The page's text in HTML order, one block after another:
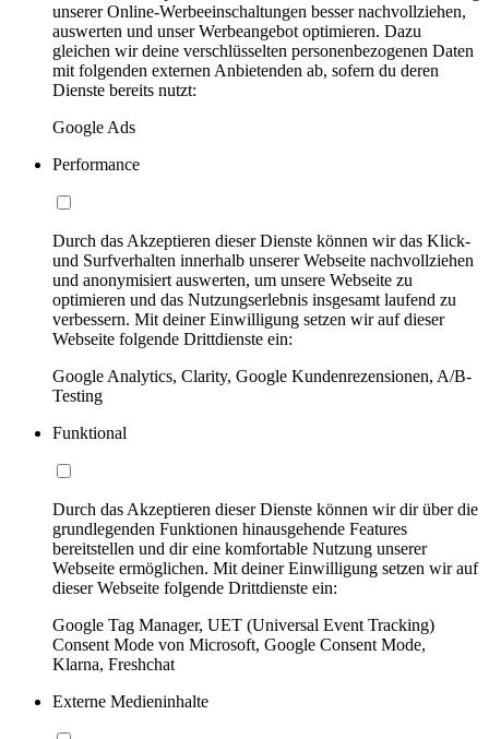
unserer Online-Werbeeinschaltungen besser nachvollziehen,
auswerten und unser Werbeangebot optimieren. Dazu
gleichen wir deine verschlüsselten personenbezogenen Daten
mit folgenden externen Anbietenden ab, sofern du deren
Dienste bereits nutzt:
Google Ads
Performance
Durch das Akzeptieren dieser Dienste können wir das Klick-
und Surfverhalten innerhalb unserer Webseite nachvollziehen
und anonymisiert auswerten, um unsere Webseite zu
optimieren und das Nutzungserlebnis insgesamt laufend zu
verbessern. Mit deiner Einwilligung setzen wir auf dieser
Webseite folgende Drittdienste ein:
Google Analytics, Clarity, Google Kundenrezensionen, A/B-
Testing
Funktional
Durch das Akzeptieren dieser Dienste können wir dir über die
grundlegenden Funktionen hinausgehende Features
bereitstellen und dir eine komfortable Nutzung unserer
Webseite ermöglichen. Mit deiner Einwilligung setzen wir auf
dieser Webseite folgende Drittdienste ein:
Google Tag Manager, UET (Universal Event Tracking)
Consent Mode von Microsoft, Google Consent Mode,
Klarna, Freshchat
Externe Medieninhalte